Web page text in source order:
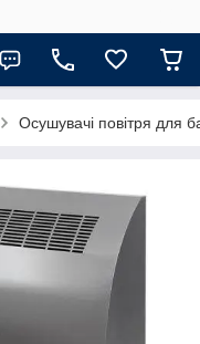
Осушувачі повітря для